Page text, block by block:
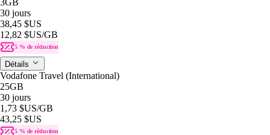
30 jours
38,45 $US
12,82 $US/GB
5 % de réduction
Détails
Vodafone Travel (International)
25GB
30 jours
1,73 $US/GB
43,25 $US
5 % de réduction